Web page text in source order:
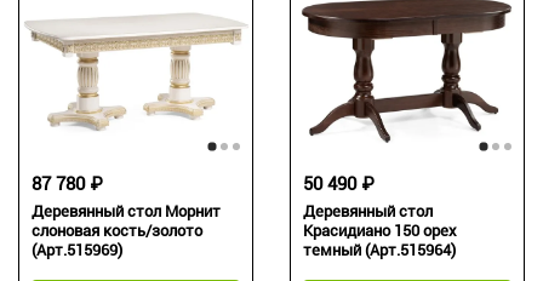
Деревянный стол Морнит
слоновая кость/золото
(Арт.515969)
87 780 ₽
Деревянный стол
Красидиано 150 орех
темный (Арт.515964)
50 490 ₽